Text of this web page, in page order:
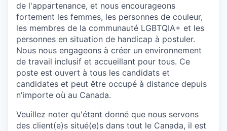
de l'appartenance, et nous encourageons
fortement les femmes, les personnes de couleur,
les membres de la communauté LGBTQIA+ et les
personnes en situation de handicap à postuler.
Nous nous engageons à créer un environnement
de travail inclusif et accueillant pour tous. Ce
poste est ouvert à tous les candidats et
candidates et peut être occupé à distance depuis
n'importe où au Canada.
Veuillez noter qu'étant donné que nous servons
des client(e)s situé(e)s dans tout le Canada, il est